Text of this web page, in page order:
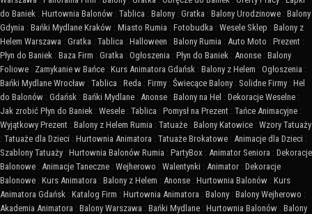
do Baniek : Hurtownia Balonów : Tablica : Balony : Gratka : Balony Urodzinowe : Balony
Gdynia : Bańki Mydlane Kraków : Miasto Rumia : Fotobudka : Wesele Sklep : Balony z
Helem Warszawa : Gratka : Tablica : Halloween : Balony Rumia : Auto Moto : Prezent :
Płyn do Baniek : Baza Firm : Gratka : Ogłoszenia : Płyn do Baniek : Anonse : Balony
Foliowe : Zamykanie w Bańce : Kurs Animatora Gdańsk : Balony z Helem : Ogłoszenia :
Bańki Mydlane Wrocław : Tablica : Reda : Firmy : Świecące Balony : Solidne Firmy : Hel
do Balonów : Gdańsk : Bańki Mydlane : Anonse : Balony na Hel : Dekoracje Weselne :
Jak zrobić Płyn do Baniek : Wesele : Tablica : Pomysł na Prezent : Tańce Animacyjne :
Wyjątkowy Prezent : Balony z Helem Rumia : Tatuaże : Balony Katowice : Wzory Tatuaży
: Tatuaże dla Dzieci : Hurtownia Animatora : Tatuaże Brokatowe : Animacje dla Dzieci :
Szablony Tatuaży : Hurtownia Balonów Rumia : PartyBox : Animator Seniora : Dekoracje
Balonowe : Animacje Taneczne : Wejherowo : Walentynki : Animator : Dekoracje
Balonowe : Kurs Animatora : Balony z Helem : Anonse : Hurtownia Balonów : Kurs
Animatora Gdańsk : Katalog Firm : Hurtownia Animatora : Balony : Balony Wejherowo :
Akademia Animatora : Balony Warszawa : Bańki Mydlane : Hurtownia Balonów : Balony